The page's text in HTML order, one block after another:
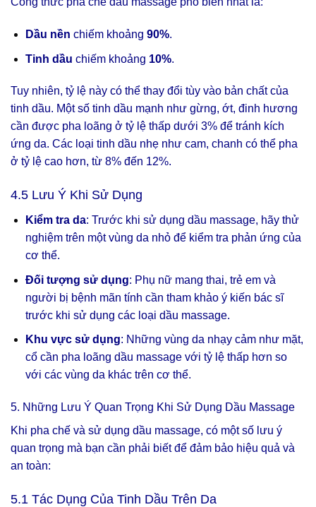
Dầu nền chiếm khoảng 90%.
Tinh dầu chiếm khoảng 10%.
Tuy nhiên, tỷ lệ này có thể thay đổi tùy vào bản chất của
tinh dầu. Một số tinh dầu mạnh như gừng, ớt, đinh hương
cần được pha loãng ở tỷ lệ thấp dưới 3% để tránh kích
ứng da. Các loại tinh dầu nhẹ như cam, chanh có thể pha
ở tỷ lệ cao hơn, từ 8% đến 12%.
4.5 Lưu Ý Khi Sử Dụng
Kiểm tra da: Trước khi sử dụng dầu massage, hãy thử
nghiệm trên một vùng da nhỏ để kiểm tra phản ứng của
cơ thể.
Đối tượng sử dụng: Phụ nữ mang thai, trẻ em và
người bị bệnh mãn tính cần tham khảo ý kiến bác sĩ
trước khi sử dụng các loại dầu massage.
Khu vực sử dụng: Những vùng da nhạy cảm như mặt,
cổ cần pha loãng dầu massage với tỷ lệ thấp hơn so
với các vùng da khác trên cơ thể.
5. Những Lưu Ý Quan Trọng Khi Sử Dụng Dầu Massage
Khi pha chế và sử dụng dầu massage, có một số lưu ý
quan trọng mà bạn cần phải biết để đảm bảo hiệu quả và
an toàn:
5.1 Tác Dụng Của Tinh Dầu Trên Da